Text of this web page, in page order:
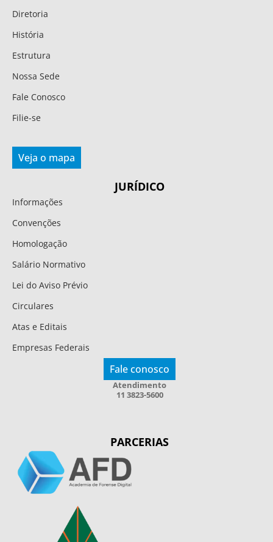
Diretoria
História
Estrutura
Nossa Sede
Fale Conosco
Filie-se
Veja o mapa
JURÍDICO
Informações
Convenções
Homologação
Salário Normativo
Lei do Aviso Prévio
Circulares
Atas e Editais
Empresas Federais
Fale conosco
Atendimento
11 3823-5600
PARCERIAS